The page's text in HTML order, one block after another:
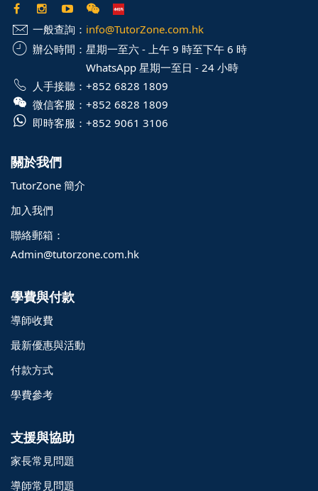
一般查詢： info@TutorZone.com.hk
辦公時間： 星期一至六 - 上午 9 時至下午 6 時
WhatsApp 星期一至日 - 24 小時
人手接聽： +852 6828 1809
微信客服： +852 6828 1809
即時客服： +852 9061 3106
關於我們
TutorZone 簡介
加入我們
聯絡郵箱：
Admin@tutorzone.com.hk
學費與付款
導師收費
最新優惠與活動
付款方式
學費參考
支援與協助
家長常見問題
導師常見問題